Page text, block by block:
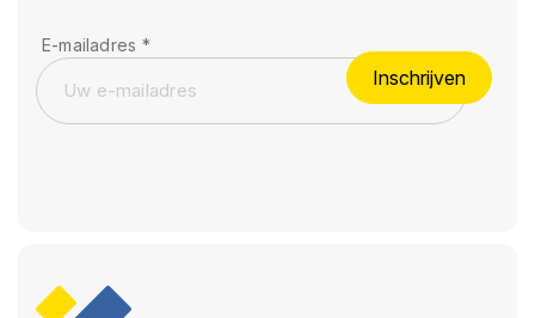
E-mailadres *
Inschrijven